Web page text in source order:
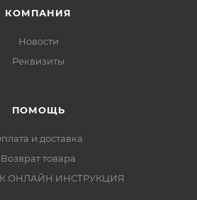
КОМПАНИЯ
Новости
Реквизиты
ПОМОЩЬ
и доставка
Возврат товара
ОНЛАЙН ИНСТРУКЦИЯ